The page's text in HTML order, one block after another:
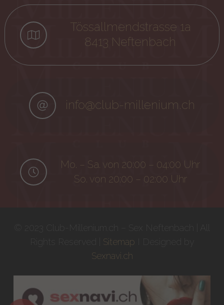
Tössallmendstrasse 1a
8413 Neftenbach
info@club-millenium.ch
Mo. – Sa. von 20:00 – 04:00 Uhr
So. von 20:00 – 02:00 Uhr
Sitemap
Sexnavi.ch